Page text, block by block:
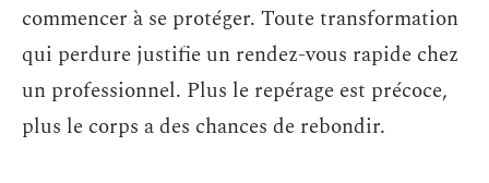
commencer à se protéger. Toute transformation
qui perdure justifie un rendez-vous rapide chez
un professionnel. Plus le repérage est précoce,
plus le corps a des chances de rebondir.